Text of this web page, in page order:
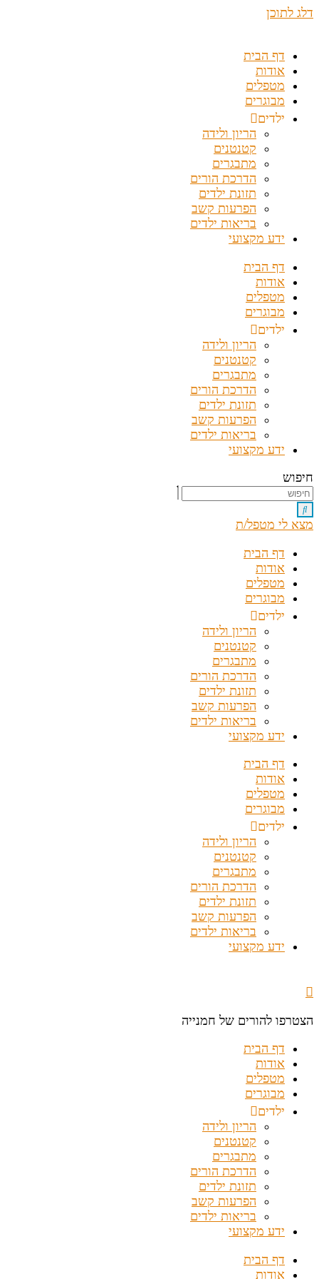
דלג לתוכן
דף הבית
אודות
מטפלים
מבוגרים
ילדים
הריון ולידה
קטנטנים
מתבגרים
הדרכת הורים
תזונת ילדים
הפרעות קשב
בריאות ילדים
ידע מקצועי
דף הבית
אודות
מטפלים
מבוגרים
ילדים
הריון ולידה
קטנטנים
מתבגרים
הדרכת הורים
תזונת ילדים
הפרעות קשב
בריאות ילדים
ידע מקצועי
חיפוש
מצא לי מטפל/ת
דף הבית
אודות
מטפלים
מבוגרים
ילדים
הריון ולידה
קטנטנים
מתבגרים
הדרכת הורים
תזונת ילדים
הפרעות קשב
בריאות ילדים
ידע מקצועי
דף הבית
אודות
מטפלים
מבוגרים
ילדים
הריון ולידה
קטנטנים
מתבגרים
הדרכת הורים
תזונת ילדים
הפרעות קשב
בריאות ילדים
ידע מקצועי
הצטרפו להורים של חמנייה
דף הבית
אודות
מטפלים
מבוגרים
ילדים
הריון ולידה
קטנטנים
מתבגרים
הדרכת הורים
תזונת ילדים
הפרעות קשב
בריאות ילדים
ידע מקצועי
דף הבית
אודות